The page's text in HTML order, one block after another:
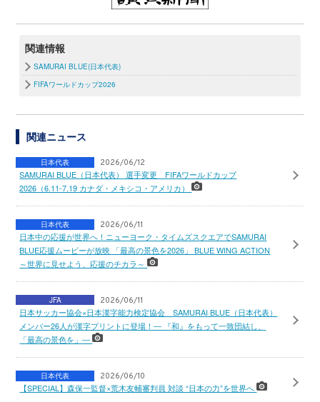
関連情報
SAMURAI BLUE(日本代表)
FIFAワールドカップ2026
関連ニュース
日本代表 2026/06/12
SAMURAI BLUE（日本代表） 選手変更 FIFAワールドカップ
2026（6.11-7.19 カナダ・メキシコ・アメリカ）
日本代表 2026/06/11
日本中の応援が世界へ！ニューヨーク・タイムズスクエアでSAMURAI
BLUE応援ムービーが放映 「最高の景色を2026」 BLUE WING ACTION
～世界に見せよう、応援のチカラ～
JFA 2026/06/11
日本サッカー協会×日本漢字能力検定協会 SAMURAI BLUE（日本代表）
メンバー26人が漢字プリントに登場！― 『和』をもって一致団結し、
「最高の景色を」―
日本代表 2026/06/10
【SPECIAL】森保一監督×荒木友輔審判員 対談 “日本の力”を世界へ